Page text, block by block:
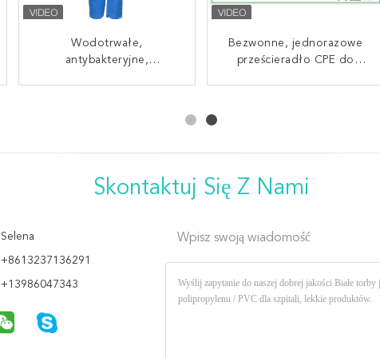
Chińskie hurtowe biby do
użytku medycznego
Jednorazowe zestawy
chirurgiczne z szatą
Wodotrwałe,
antybakteryjne,
Bezwonne, jednorazowe
prześcieradło CPE do
Skontaktuj Się Z Nami
Selena
+8613237136291
+13986047343
Wpisz swoją wiadomość